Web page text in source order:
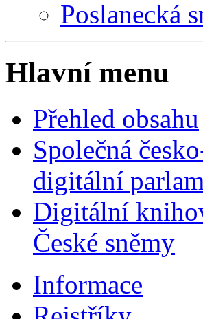
Poslanecká
Hlavní menu
Přehled obsahu
Společná
digitální
Digitální
České sněmy
Informace